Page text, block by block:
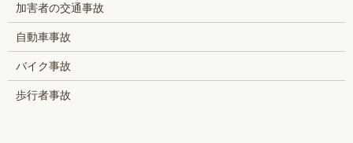
加害者の交通事故
自動車事故
バイク事故
歩行者事故